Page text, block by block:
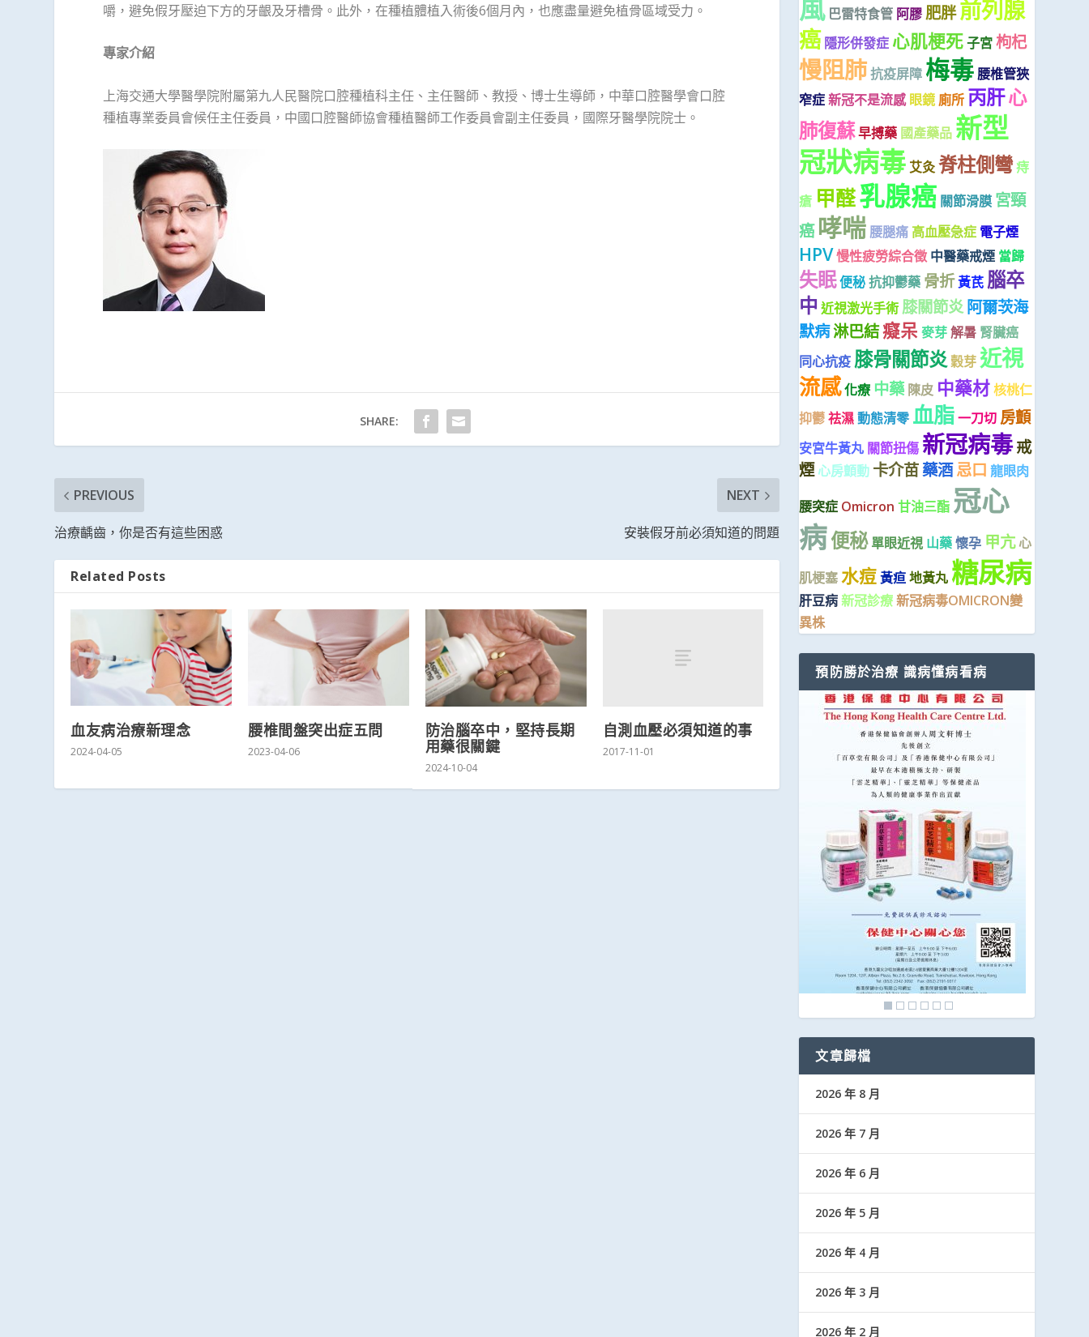
嚼，避免假牙壓迫下方的牙齦及牙槽骨。此外，在種植體植入術後6個月內，也應盡量避免植骨區域受力。
專家介紹
上海交通大學醫學院附屬第九人民醫院口腔種植科主任、主任醫師、教授、博士生導師，中華口腔醫學會口腔
種植專業委員會候任主任委員，中國口腔醫師協會種植醫師工作委員會副主任委員，國際牙醫學院院士。
SHARE:
PREVIOUS
治療齲齒，你是否有這些困惑
NEXT
安裝假牙前必須知道的問題
Related Posts
血友病治療新理念
2024-04-05
腰椎間盤突出症五問
2023-04-06
防治腦卒中，堅持長期
用藥很關鍵
2024-10-04
自測血壓必須知道的事
2017-11-01
風 巴雷特食管 阿膠 肥胖前列腺
癌 隱形併發症 心肌梗死子宮枸杞
慢阻肺抗疫屏障 梅毒腰椎管狹
窄症新冠不是流感 眼鏡 廁所 丙肝心
肺復蘇早搏藥 國產藥品 新型
冠狀病毒 艾灸脊柱側彎痔
瘡 甲醛乳腺癌 關節滑膜 宮頸
癌 哮喘 腰腿痛 高血壓急症 電子煙
HPV慢性疲勞綜合徵 中醫藥戒煙 當歸
失眠便秘抗抑鬱藥 骨折黃芪 腦卒
中 近視激光手術 膝關節炎 阿爾茨海
默病淋巴結癡呆 麥芽解暑 腎臟癌
同心抗疫 膝骨關節炎穀芽近視
流感化療 中藥 陳皮 中藥材核桃仁
抑鬱祛濕動態清零 血脂一刀切 房顫
安宮牛黃丸 關節扭傷 新冠病毒戒
煙 心房顫動 卡介苗藥酒忌口 龍眼肉
腰突症 Omicron 甘油三酯 冠心
病便秘 單眼近視 山藥懷孕 甲亢 心
肌梗塞水痘黃疸地黃丸 糖尿病
肝豆病新冠診療新冠病毒OMICRON變
異株
預防勝於治療 識病懂病看病
文章歸檔
2026 年 8 月
2026 年 7 月
2026 年 6 月
2026 年 5 月
2026 年 4 月
2026 年 3 月
2026 年 2 月